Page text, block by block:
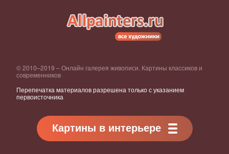
© 2010–2019 – Онлайн галерея живописи. Картины классиков и
современников
Перепечатка материалов разрешена только с указанием
первоисточника
Картины в интерьере